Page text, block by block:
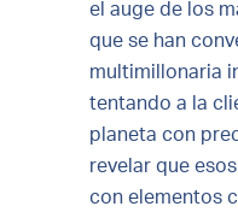
el auge de los
que se han
multimillonaria
tentando a la
planeta con
revelar que
con elementos